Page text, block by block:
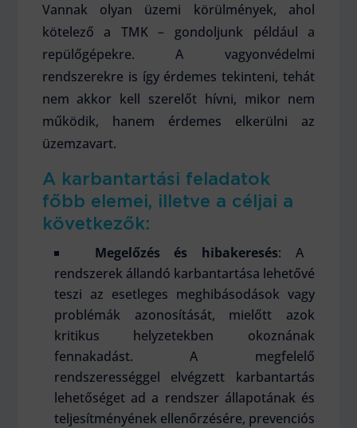
Vannak olyan üzemi körülmények, ahol
kötelező a TMK – gondoljunk például a
repülőgépekre. A vagyonvédelmi
rendszerekre is így érdemes tekinteni, tehát
nem akkor kell szerelőt hívni, mikor nem
működik, hanem érdemes elkerülni az
üzemzavart.
A karbantartási feladatok
főbb elemei, illetve a céljai a
következők:
Megelőzés és hibakeresés: A
rendszerek állandó karbantartása lehetővé
teszi az esetleges meghibásodások vagy
problémák azonosítását, mielőtt azok
kritikus helyzetekben okoznának
fennakadást. A megfelelő
rendszerességgel elvégzett karbantartás
lehetőséget ad a rendszer állapotának és
teljesítményének ellenőrzésére, prevenciós